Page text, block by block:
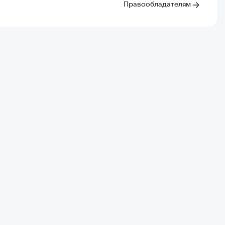
Правообладателям